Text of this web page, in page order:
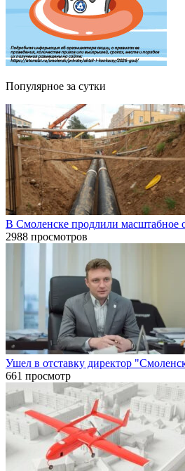
Популярное за сутки
В Смоленске продлили масштабное
2988 просмотров
Ушел в отставку директор
661 просмотр